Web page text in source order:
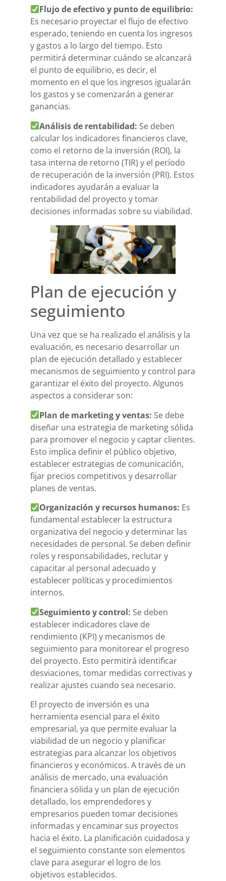
Flujo de efectivo y punto de equilibrio:
Es necesario proyectar el flujo de efectivo
esperado, teniendo en cuenta los ingresos
y gastos a lo largo del tiempo. Esto
permitirá determinar cuándo se alcanzará
el punto de equilibrio, es decir, el
momento en el que los ingresos igualarán
los gastos y se comenzarán a generar
ganancias.
Análisis de rentabilidad: Se deben
calcular los indicadores financieros clave,
como el retorno de la inversión (ROI), la
tasa interna de retorno (TIR) y el período
de recuperación de la inversión (PRI). Estos
indicadores ayudarán a evaluar la
rentabilidad del proyecto y tomar
decisiones informadas sobre su viabilidad.
Plan de ejecución y
seguimiento
Una vez que se ha realizado el análisis y la
evaluación, es necesario desarrollar un
plan de ejecución detallado y establecer
mecanismos de seguimiento y control para
garantizar el éxito del proyecto. Algunos
aspectos a considerar son:
Plan de marketing y ventas: Se debe
diseñar una estrategia de marketing sólida
para promover el negocio y captar clientes.
Esto implica definir el público objetivo,
establecer estrategias de comunicación,
fijar precios competitivos y desarrollar
planes de ventas.
Organización y recursos humanos: Es
fundamental establecer la estructura
organizativa del negocio y determinar las
necesidades de personal. Se deben definir
roles y responsabilidades, reclutar y
capacitar al personal adecuado y
establecer políticas y procedimientos
internos.
Seguimiento y control: Se deben
establecer indicadores clave de
rendimiento (KPI) y mecanismos de
seguimiento para monitorear el progreso
del proyecto. Esto permitirá identificar
desviaciones, tomar medidas correctivas y
realizar ajustes cuando sea necesario.
El proyecto de inversión es una
herramienta esencial para el éxito
empresarial, ya que permite evaluar la
viabilidad de un negocio y planificar
estrategias para alcanzar los objetivos
financieros y económicos. A través de un
análisis de mercado, una evaluación
financiera sólida y un plan de ejecución
detallado, los emprendedores y
empresarios pueden tomar decisiones
informadas y encaminar sus proyectos
hacia el éxito. La planificación cuidadosa y
el seguimiento constante son elementos
clave para asegurar el logro de los
objetivos establecidos.